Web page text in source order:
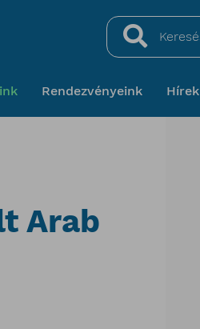
Keresés...
Rendezvényeink Hírek
Arab